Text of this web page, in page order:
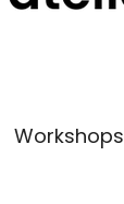
Workshops